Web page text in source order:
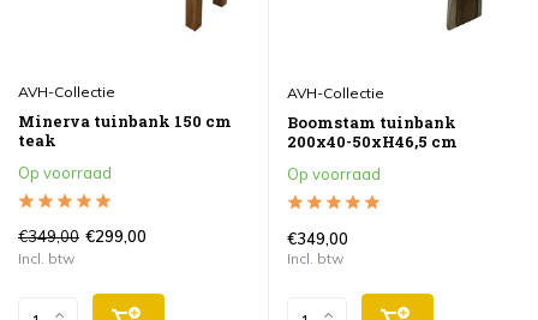
AVH-Collectie
Minerva tuinbank 150 cm
teak
Op voorraad
€349,00 €299,00
Incl. btw
AVH-Collectie
Boomstam tuinbank
200x40-50xH46,5 cm
Op voorraad
€349,00
Incl. btw